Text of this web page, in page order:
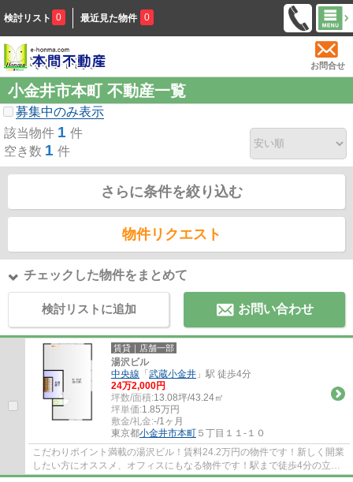
検討リスト 0 最近見た物件 0
お問合せ
小金井市本町 不動産一覧
募集中のみ表示
該当物件 1 件
空き数 1 件
さらに条件を絞り込む
物件リクエスト
チェックした物件をまとめて
検討リストに追加 お問い合わせ
賃貸｜店舗一部
湯沢ビル
中央線 「 武蔵小金井 」駅 徒歩4分
24万2,000円
坪数/面積:13.08坪/43.24㎡
坪単価:1.85万円
敷金/礼金:-/1ヶ月
東京都小金井市本町 ５丁目１１-１０
こだわりポイント満載の湯沢ビル！賃料24.2万円の物件です！新しく開業
したい方にオススメ、オフィスにもなる物件です！駅まで徒歩4分の立地
が魅力的な、利便性の高い物件です(*^_^*)